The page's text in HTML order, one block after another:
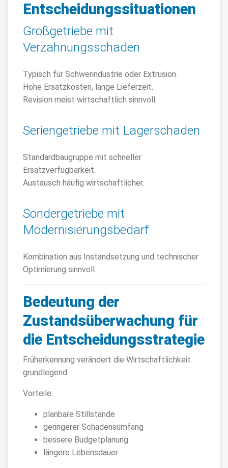
Entscheidungssituationen
Großgetriebe mit
Verzahnungsschaden
Typisch für Schwerindustrie oder Extrusion.
Hohe Ersatzkosten, lange Lieferzeit.
Revision meist wirtschaftlich sinnvoll.
Seriengetriebe mit Lagerschaden
Standardbaugruppe mit schneller
Ersatzverfügbarkeit.
Austausch häufig wirtschaftlicher.
Sondergetriebe mit
Modernisierungsbedarf
Kombination aus Instandsetzung und technischer
Optimierung sinnvoll.
Bedeutung der
Zustandsüberwachung für
die Entscheidungsstrategie
Früherkennung verändert die Wirtschaftlichkeit
grundlegend.
Vorteile:
planbare Stillstände
geringerer Schadensumfang
bessere Budgetplanung
längere Lebensdauer